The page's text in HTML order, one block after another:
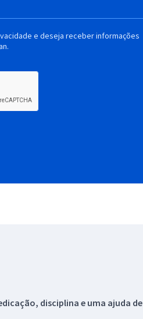
e deseja receber informações
disciplina e uma ajuda de